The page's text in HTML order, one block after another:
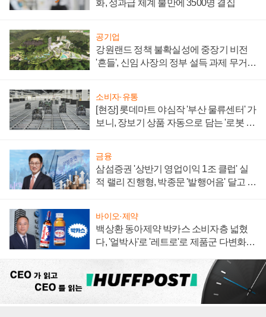
화, 성과급 체계 불만에 3500명 결집
공기업
강원랜드 정책 불확실성에 중장기 비전
'흔들', 신임 사장의 정부 설득 과제 무거워
소비자·유통
[현장] 롯데마트 야심작 '부산 물류센터' 가
보니, 장보기 상품 자동으로 담는 '로봇 40
금융
삼섬증권 '상반기 영업이익 1조 클럽' 실
적 랠리 진행형, 박종문 '발행어음' 달고 연
바이오·제약
백상환 동아제약 박카스 소비자층 넓혔
다, '얼박사'로 '레트로'로 제품군 다변화